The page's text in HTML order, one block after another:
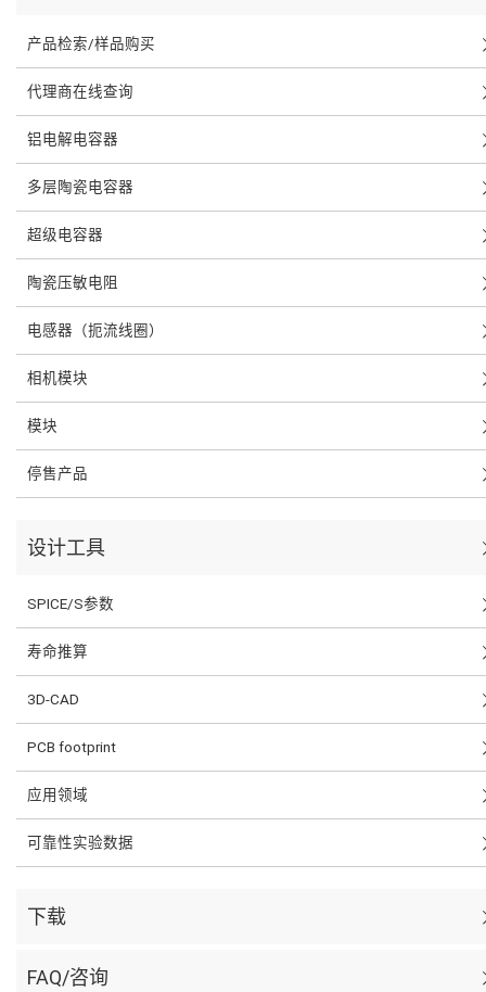
产品检索/样品购买
代理商在线查询
铝电解电容器
多层陶瓷电容器
超级电容器
陶瓷压敏电阻
电感器（扼流线圈）
相机模块
模块
停售产品
设计工具
SPICE/S参数
寿命推算
3D-CAD
PCB footprint
应用领域
可靠性实验数据
下载
FAQ/咨询